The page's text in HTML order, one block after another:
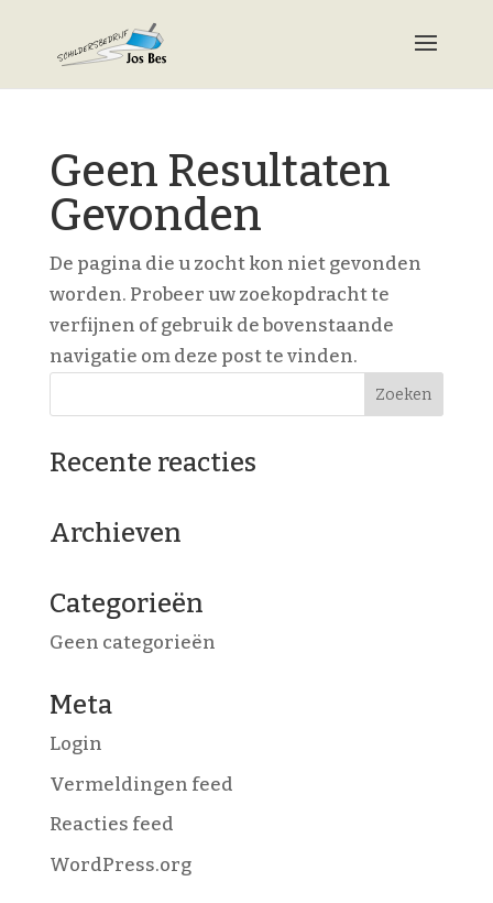
Geen Resultaten
Gevonden
De pagina die u zocht kon niet gevonden
worden. Probeer uw zoekopdracht te
verfijnen of gebruik de bovenstaande
navigatie om deze post te vinden.
Recente reacties
Archieven
Categorieën
Geen categorieën
Meta
Login
Vermeldingen feed
Reacties feed
WordPress.org